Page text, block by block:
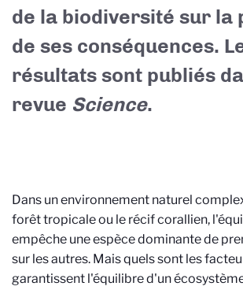
de la biodiversité sur la
de ses conséquences.
résultats sont publiés
revue Science.
Dans un environnement naturel
forêt tropicale ou le récif corallien,
empêche une espèce dominante de
sur les autres. Mais quels sont les
garantissent l'équilibre d'un